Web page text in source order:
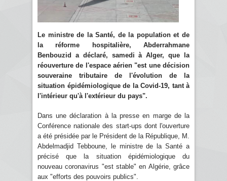
Le ministre de la Santé, de la population et de
la réforme hospitalière, Abderrahmane
Benbouzid a déclaré, samedi à Alger, que la
réouverture de l'espace aérien "est une décision
souveraine tributaire de l'évolution de la
situation épidémiologique de la Covid-19, tant à
l'intérieur qu'à l'extérieur du pays".
Dans une déclaration à la presse en marge de la
Conférence nationale des start-ups dont l'ouverture
a été présidée par le Président de la République, M.
Abdelmadjid Tebboune, le ministre de la Santé a
précisé que la situation épidémiologique du
nouveau coronavirus "est stable" en Algérie, grâce
aux "efforts des pouvoirs publics".